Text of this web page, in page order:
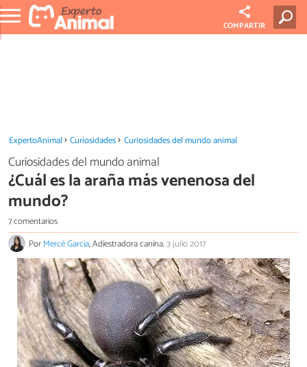
COMPARTIR
ExpertoAnimal Curiosidades Curiosidades del mundo animal
Curiosidades del mundo animal
¿Cuál es la araña más venenosa del
mundo?
7 comentarios
PorMercè Garcia, Adiestradora canina.3 julio 2017